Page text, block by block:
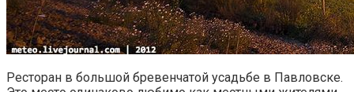
Ресторан в большой бревенчатой усадьбе в Павловске.